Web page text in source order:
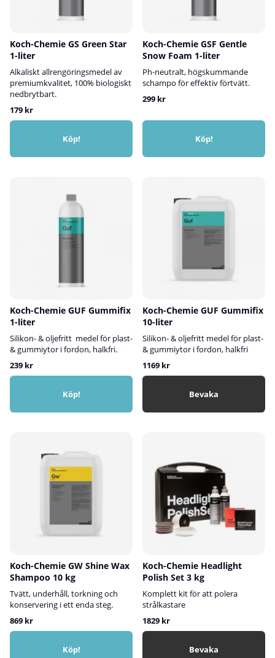
Koch-Chemie GS Green Star
1-liter
Alkaliskt allrengöringsmedel av
premiumkvalitet, 100% biologiskt
nedbrytbart.
179 kr
Köp!
Koch-Chemie GSF Gentle
Snow Foam 1-liter
Ph-neutralt, högskummande
schampo för effektiv förtvätt.
299 kr
Köp!
Koch-Chemie GUF Gummifix
1-liter
Silikon- & oljefritt medel för plast-
& gummiytor i fordon, halkfri.
239 kr
Köp!
Koch-Chemie GUF Gummifix
10-liter
Silikon- & oljefritt medel för plast-
& gummiytor i fordon, halkfri
1169 kr
Bevaka
Koch-Chemie GW Shine Wax
Shampoo 10 kg
Tvätt, underhåll, torkning och
konservering i ett enda steg.
869 kr
Köp!
Koch-Chemie Headlight
Polish Set 3 kg
Komplett kit för att polera
strålkastare
1829 kr
Bevaka